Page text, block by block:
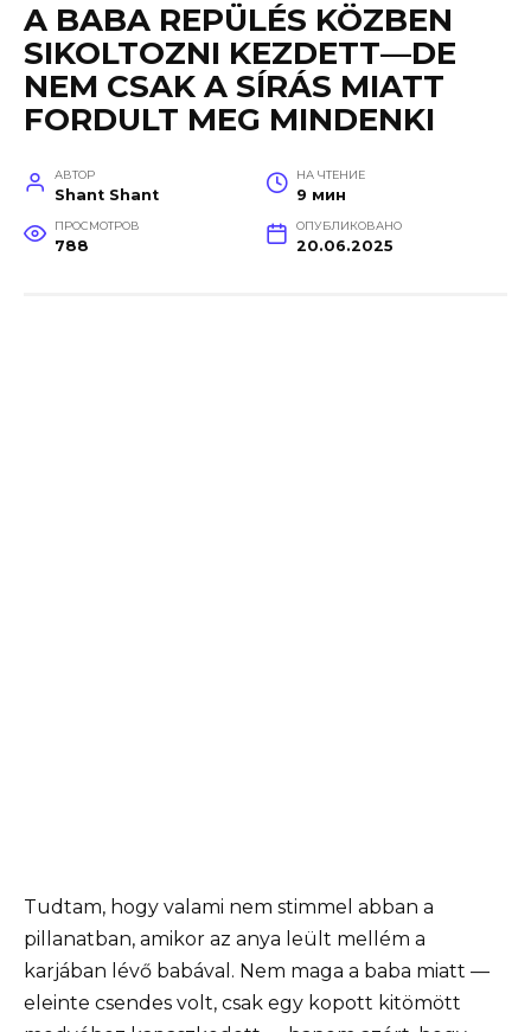
A BABA REPÜLÉS KÖZBEN
SIKOLTOZNI KEZDETT—DE
NEM CSAK A SÍRÁS MIATT
FORDULT MEG MINDENKI
АВТОР
Shant Shant
НА ЧТЕНИЕ
9 мин
ПРОСМОТРОВ
788
ОПУБЛИКОВАНО
20.06.2025
Tudtam, hogy valami nem stimmel abban a
pillanatban, amikor az anya leült mellém a
karjában lévő babával. Nem maga a baba miatt —
eleinte csendes volt, csak egy kopott kitömött